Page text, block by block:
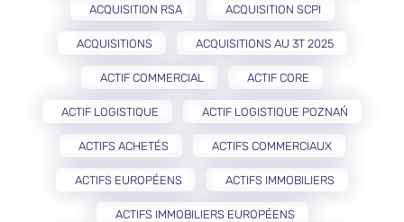
ACQUISITION RSA ACQUISITION SCPI
ACQUISITIONS ACQUISITIONS AU 3T 2025
ACTIF COMMERCIAL ACTIF CORE
ACTIF LOGISTIQUE ACTIF LOGISTIQUE POZNAŃ
ACTIFS ACHETÉS ACTIFS COMMERCIAUX
ACTIFS EUROPÉENS ACTIFS IMMOBILIERS
ACTIFS IMMOBILIERS EUROPÉENS